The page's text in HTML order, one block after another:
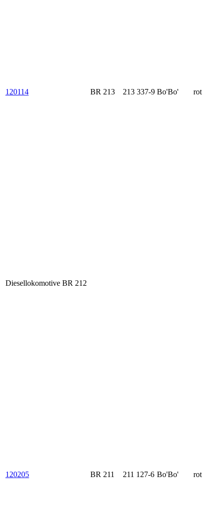
120114 BR 213 213 337-9 Bo'Bo' rot
Diesellokomotive BR 212
120205 BR 211 211 127-6 Bo'Bo' rot